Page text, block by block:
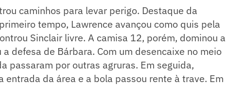
caminhos para levar perigo. Destaque da
tempo, Lawrence avançou como quis pela
Sinclair livre. A camisa 12, porém, dominou a
defesa de Bárbara. Com um desencaixe no meio
passaram por outras agruras. Em seguida,
entrada da área e a bola passou rente à trave. Em